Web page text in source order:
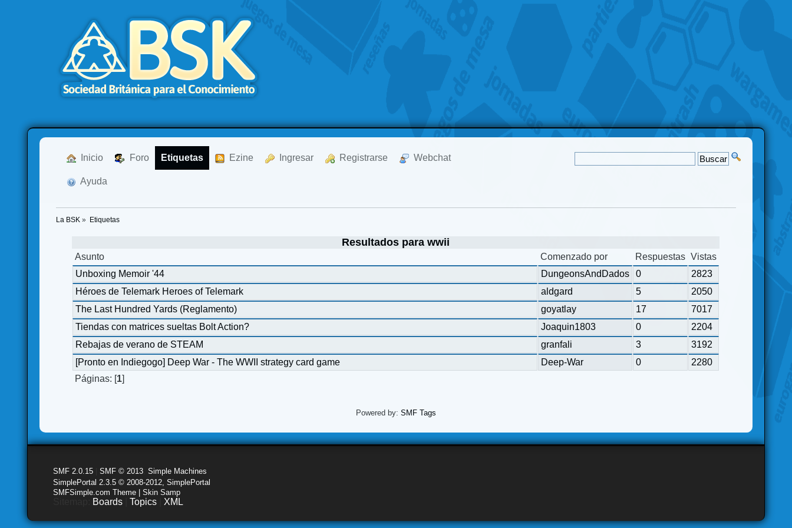
Inicio Foro Etiquetas Ezine Ingresar Registrarse Webchat
Ayuda
La BSK » Etiquetas
Resultados para wwii
Asunto Comenzado por Respuestas Vistas
Unboxing Memoir '44
DungeonsAndDados 0
2823
Héroes de Telemark Heroes of Telemark
aldgard 5
2050
The Last Hundred Yards (Reglamento)
goyatlay 17
7017
Tiendas con matrices sueltas Bolt Action?
Joaquin1803 0
2204
Rebajas de verano de STEAM
granfali 3
3192
[Pronto en Indiegogo] Deep War - The WWII strategy card game
Deep-War 0
2280
Páginas: [1]
Powered by: SMF Tags
SMF 2.0.15 |SMF © 2013 ,Simple Machines
SimplePortal 2.3.5 © 2008-2012, SimplePortal
SMFSimple.com Theme | Skin Samp
Boards |Topics XML